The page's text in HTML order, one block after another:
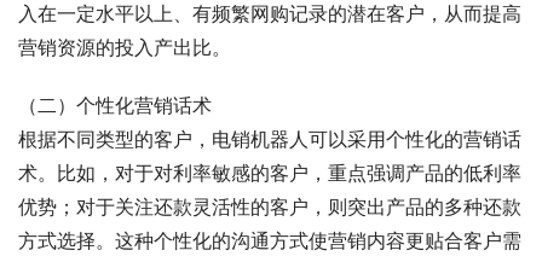
入在一定水平以上、有频繁网购记录的潜在客户，从而提高
营销资源的投入产出比。
（二）个性化营销话术
根据不同类型的客户，电销机器人可以采用个性化的营销话
术。比如，对于对利率敏感的客户，重点强调产品的低利率
优势；对于关注还款灵活性的客户，则突出产品的多种还款
方式选择。这种个性化的沟通方式使营销内容更贴合客户需